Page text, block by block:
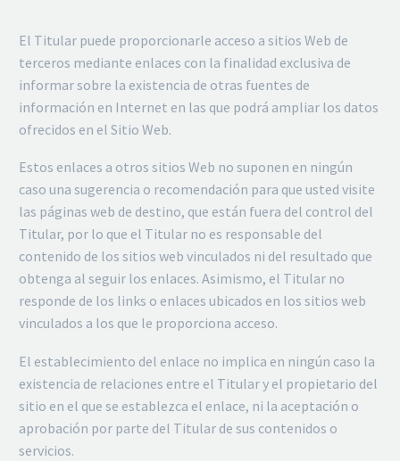
El Titular puede proporcionarle acceso a sitios Web de
terceros mediante enlaces con la finalidad exclusiva de
informar sobre la existencia de otras fuentes de
información en Internet en las que podrá ampliar los datos
ofrecidos en el Sitio Web.
Estos enlaces a otros sitios Web no suponen en ningún
caso una sugerencia o recomendación para que usted visite
las páginas web de destino, que están fuera del control del
Titular, por lo que el Titular no es responsable del
contenido de los sitios web vinculados ni del resultado que
obtenga al seguir los enlaces. Asimismo, el Titular no
responde de los links o enlaces ubicados en los sitios web
vinculados a los que le proporciona acceso.
El establecimiento del enlace no implica en ningún caso la
existencia de relaciones entre el Titular y el propietario del
sitio en el que se establezca el enlace, ni la aceptación o
aprobación por parte del Titular de sus contenidos o
servicios.